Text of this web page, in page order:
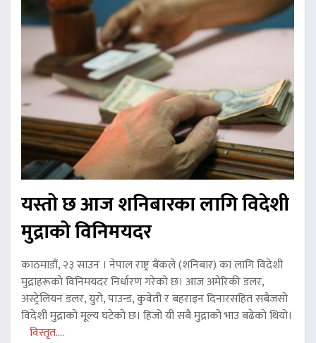
यस्तो छ आज शनिबारका लागि विदेशी
मुद्राको विनिमयदर
काठमाडौं, २३ साउन । नेपाल राष्ट्र बैंकले (शनिबार) का लागि विदेशी
मुद्राहरूको विनिमयदर निर्धारण गरेको छ। आज अमेरिकी डलर,
अस्ट्रेलियन डलर, युरो, पाउन्ड, कुवेती र बहराइन दिनारसहित सबैजसो
विदेशी मुद्राको मूल्य घटेको छ। हिजो यी सबै मुद्राको भाउ बढेको थियो।
विस्तृत....